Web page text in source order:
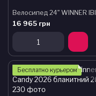
16 965 грн
Бесплатно курьером